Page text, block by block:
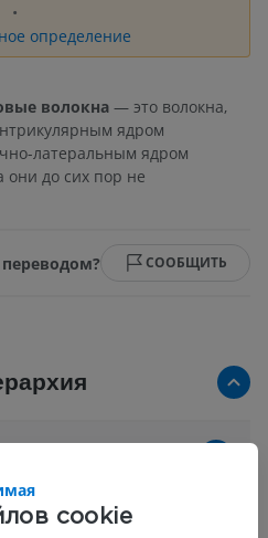
определение
волокна — это волокна,
ядром
латеральным ядром
они до сих пор не
СООБЩИТЬ
Нервная система
> Головной мозг
cookie